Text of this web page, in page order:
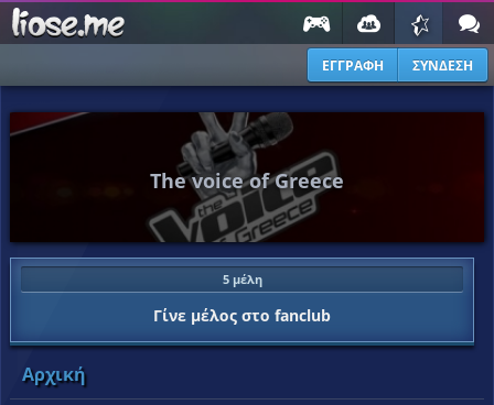
ΕΓΓΡΑΦΗ ΣΥΝΔΕΣΗ
The voice of Greece
5 μέλη
Γίνε μέλος στο fanclub
Αρχική